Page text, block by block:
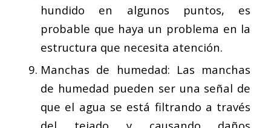
hundido en algunos puntos, es
probable que haya un problema en la
estructura que necesita atención.
Manchas de humedad: Las manchas
de humedad pueden ser una señal de
que el agua se está filtrando a través